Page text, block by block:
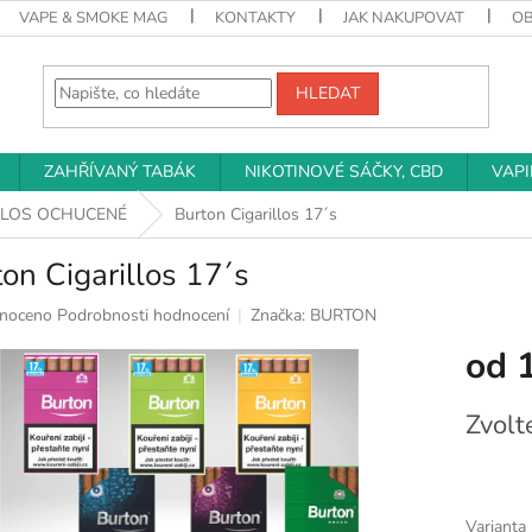
VAPE & SMOKE MAG KONTAKTY JAK NAKUPOVAT
HLEDAT
ZAHŘÍVANÝ TABÁK NIKOTINOVÉ SÁČKY, CBD
OCHUCENÉ Burton Cigarillos 17´s
Cigarillos 17´s
Podrobnosti hodnocení Značka: BURTON
od
cena:
Varianta